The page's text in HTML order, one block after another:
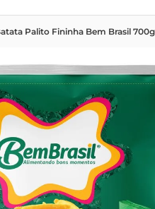
Palito Fininha Bem Brasil 700g